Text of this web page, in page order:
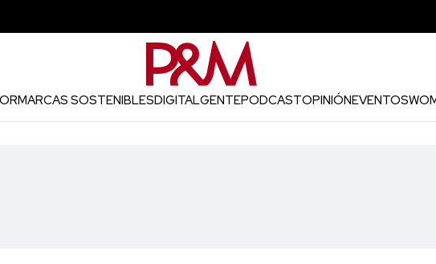
MARCAS SOSTENIBLESDIGITALGENTEPODCASTOPINIÓNEVENTOS